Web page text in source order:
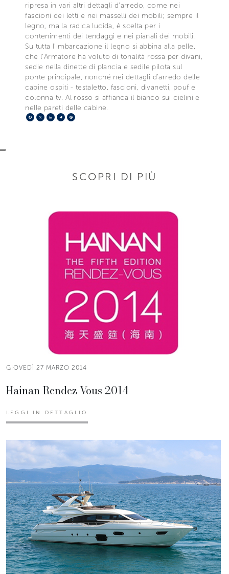
ripresa in vari altri dettagli d’arredo, come nei
fascioni dei letti e nei masselli dei mobili; sempre il
legno, ma la radica lucida, è scelta per i
contenimenti dei tendaggi e nei pianali dei mobili.
Su tutta l’imbarcazione il legno si abbina alla pelle,
che l’Armatore ha voluto di tonalità rossa per divani,
sedie nella dinette di plancia e sedile pilota sul
ponte principale, nonché nei dettagli d’arredo delle
cabine ospiti - testaletto, fascioni, divanetti, pouf e
colonna tv. Al rosso si affianca il bianco sui cielini e
nelle pareti delle cabine.
Facebook
X LinkedIn
Telegram
SCOPRI DI PIÙ
GIOVEDÌ 27 MARZO 2014
Hainan Rendez Vous 2014
LEGGI IN DETTAGLIO